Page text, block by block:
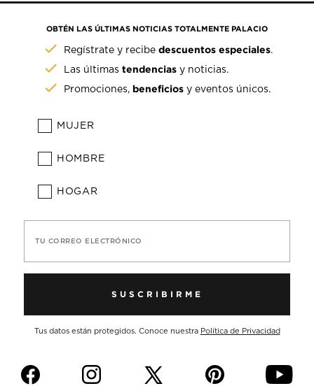
OBTÉN LAS ÚLTIMAS NOTICIAS TOTALMENTE PALACIO
Regístrate y recibedescuentos especiales.
Las últimastendencias y noticias.
Promociones, beneficios y eventos únicos.
MUJER
HOMBRE
HOGAR
TU CORREO ELECTRÓNICO
SUSCRIBIRME
Tus datos están protegidos. Conoce nuestra Política de Privacidad
f i p y